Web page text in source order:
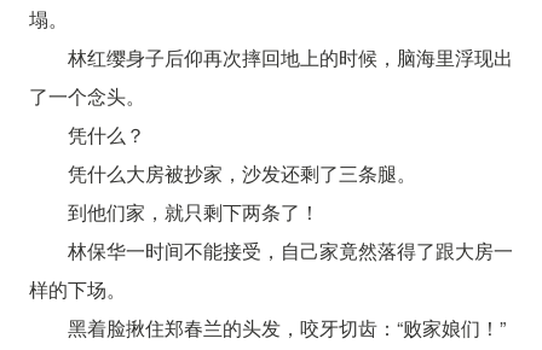
塌。
林红缨身子后仰再次摔回地上的时候，脑海里浮现出
了一个念头。
凭什么？
凭什么大房被抄家，沙发还剩了三条腿。
到他们家，就只剩下两条了！
林保华一时间不能接受，自己家竟然落得了跟大房一
样的下场。
黑着脸揪住郑春兰的头发，咬牙切齿：“败家娘们！”